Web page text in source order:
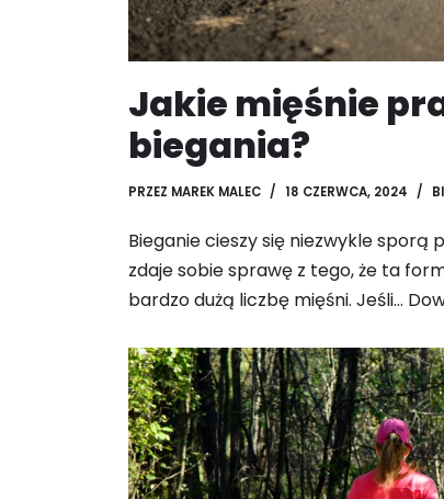
Jakie mięśnie
biegania?
PRZEZ MAREK MALEC 18 CZERWCA, 2024
Bieganie cieszy się niezwykle sporą
zdaje sobie sprawę z tego, że ta
bardzo dużą liczbę mięśni. Jeśli…